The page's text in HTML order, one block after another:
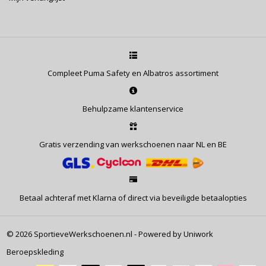
Puma Safety schoenen, waaronder deze Conquest BLK CTX
normale schoenen. We krijgen vaak omruil verzoeken voor een
maat kleiner. Zit je vaak tussen 2 maten in, bestel dan direct de
*aan dit advies kunnen geen rechten worden ontleend
Compleet Puma Safety en Albatros assortiment
Behulpzame klantenservice
Gratis verzending van werkschoenen naar NL en BE
Betaal achteraf met Klarna of direct via beveiligde betaalopties
© 2026 SportieveWerkschoenen.nl - Powered by Uniwork
Beroepskleding